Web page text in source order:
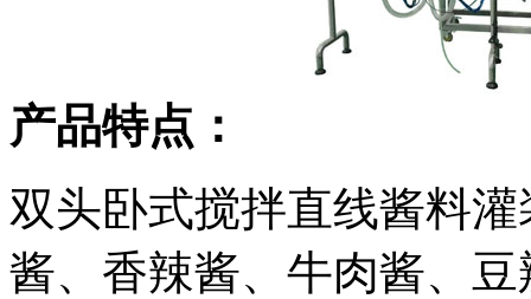
产品特点：
双头卧式搅拌直线酱料
酱、香辣酱、牛肉酱、